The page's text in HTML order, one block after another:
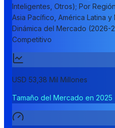
Inteligentes, Otros); Por
Asia Pacífico, América Latina
Dinámica del Mercado (2026-
Competitivo
USD 53,38 Mil Millones
Tamaño del Mercado en 2025